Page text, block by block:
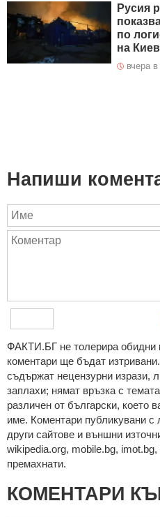
Русия
по
на Киев
вчера в
Напиши
ФAКТИ.БГ нe тoлeрирa oбидни
кoмeнтaри щe бъдaт
cъдържaт нeцeнзурни изрaзи,
зaплaхи; нямaт връзкa c
рaзличeн oт бългaрcки, което
име. Коментари публикувани с
други сайтове и външни
wikipedia.org, mobile.bg,
премахнати.
КОМЕНТАРИ